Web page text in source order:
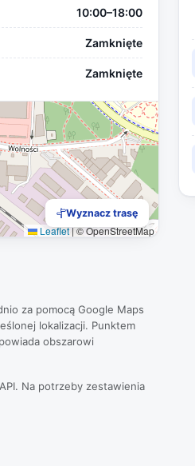
10:00–18:00
Zamknięte
Zamknięte
Leaflet|© OpenStreetMap
Wyznacz trasę
za pomocą Google Maps
lokalizacji. Punktem
obszarowi
Na potrzeby zestawienia